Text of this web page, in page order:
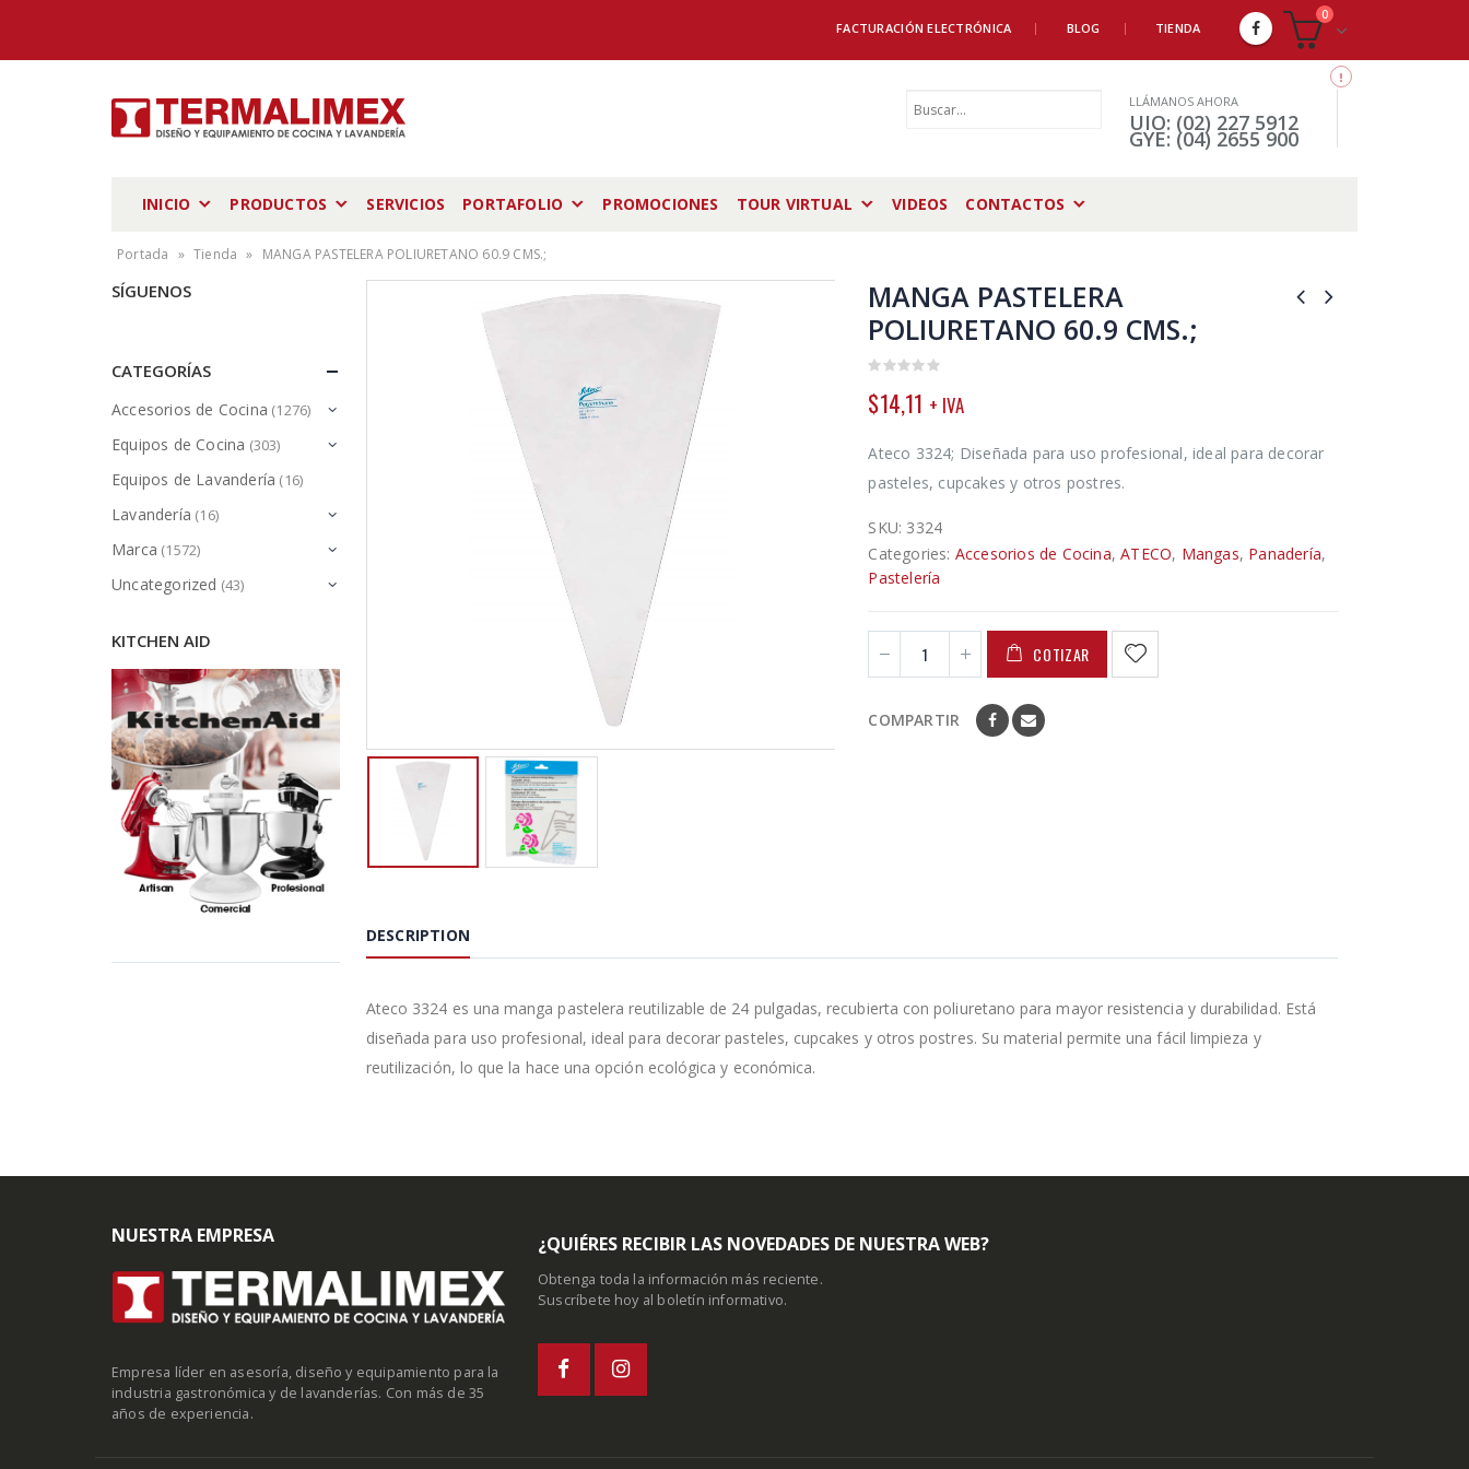
FACTURACIÓN ELECTRÓNICA BLOG TIENDA
0
LLÁMANOS AHORA
UIO: (02) 227 5912
GYE: (04) 2655 900
INICIO PRODUCTOS SERVICIOS PORTAFOLIO PROMOCIONES TOUR VIRTUAL VIDEOS CONTACTOS
Portada » Tienda » MANGA PASTELERA POLIURETANO 60.9 CMS.;
MANGA PASTELERA
POLIURETANO 60.9 CMS.;
out
of
$14,11 + IVA
Ateco 3324; Diseñada para uso profesional, ideal para decorar
pasteles, cupcakes y otros postres.
SKU: 3324
Categories: Accesorios de Cocina,ATECO, Mangas, Panadería,
Pastelería
COTIZAR
COMPARTIR
DESCRIPTION
Ateco 3324 es una manga pastelera reutilizable de 24 pulgadas, recubierta con poliuretano para mayor resistencia y durabilidad. Está
diseñada para uso profesional, ideal para decorar pasteles, cupcakes y otros postres. Su material permite una fácil limpieza y
reutilización, lo que la hace una opción ecológica y económica.
SÍGUENOS
CATEGORÍAS
Accesorios de Cocina (1276)
Equipos de Cocina (303)
Equipos de Lavandería (16)
Lavandería (16)
Marca (1572)
Uncategorized (43)
KITCHEN AID
NUESTRA EMPRESA
Empresa líder en asesoría, diseño y equipamiento para la
industria gastronómica y de lavanderías. Con más de 35
años de experiencia.
¿QUIÉRES RECIBIR LAS NOVEDADES DE NUESTRA WEB?
Obtenga toda la información más reciente.
Suscríbete hoy al boletín informativo.